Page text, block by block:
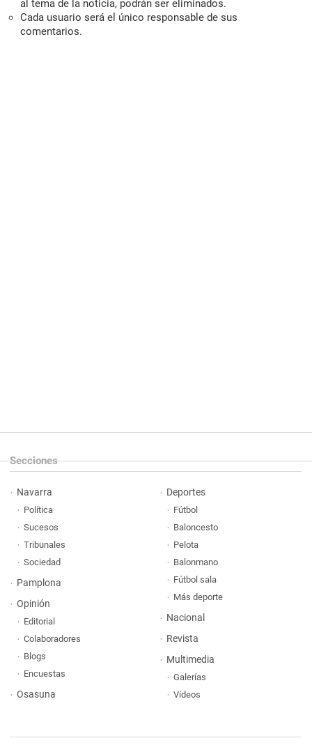
al tema de la noticia, podrán ser eliminados.
Cada usuario será el único responsable de sus
comentarios.
Secciones
Navarra
Política
Sucesos
Tribunales
Sociedad
Pamplona
Opinión
Editorial
Colaboradores
Blogs
Encuestas
Osasuna
Deportes
Fútbol
Baloncesto
Pelota
Balonmano
Fútbol sala
Más deporte
Nacional
Revista
Multimedia
Galerías
Vídeos